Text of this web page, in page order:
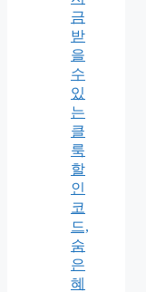
금
받
을
수
있
는
클
룩
할
인
코
드,
숨
은
혜